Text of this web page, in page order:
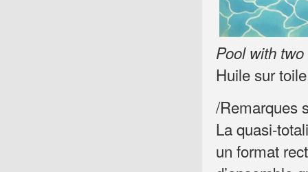
Pool with
Huile sur
/Remarques
La quasi-
un format